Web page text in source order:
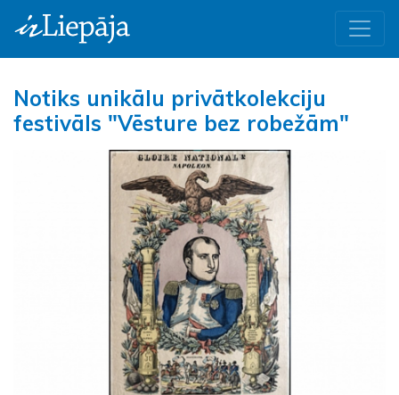
Notiks unikālu privātkolekciju
festivāls "Vēsture bez robežām"